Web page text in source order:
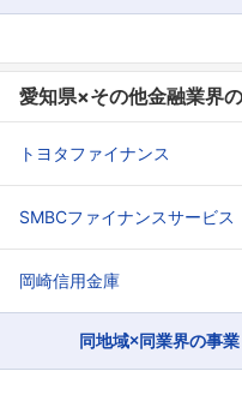
愛知県×その他金融業界
トヨタファイナンス
SMBCファイナンスサービス
岡崎信用金庫
同地域×同業界の事